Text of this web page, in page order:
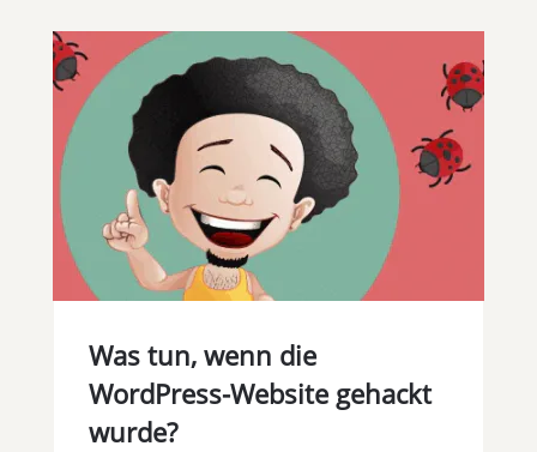
Was tun, wenn die
WordPress-Website gehackt
wurde?